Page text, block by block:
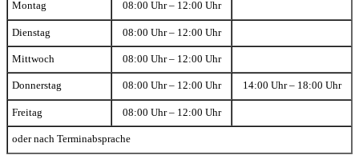
Montag 08:00 Uhr – 12:00 Uhr
Dienstag 08:00 Uhr – 12:00 Uhr
Mittwoch 08:00 Uhr – 12:00 Uhr
Donnerstag 08:00 Uhr – 12:00 Uhr 14:00 Uhr – 18:00 Uhr
Freitag 08:00 Uhr – 12:00 Uhr
oder nach Terminabsprache